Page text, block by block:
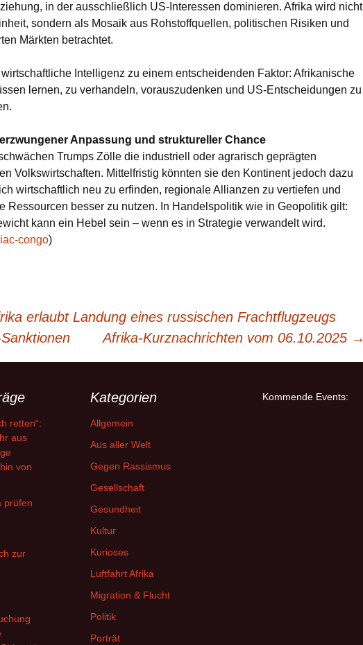
in der ausschließlich US-Interessen dominieren. Afrika wird nicht
sondern als Mosaik aus Rohstoffquellen, politischen Risiken und
Märkten betrachtet.
Intelligenz zu einem entscheidenden Faktor: Afrikanische
lernen, zu verhandeln, vorauszudenken und US-Entscheidungen zu
Anpassung und struktureller Chance
Trumps Zölle die industriell oder agrarisch geprägten
Volkswirtschaften. Mittelfristig könnten sie den Kontinent jedoch dazu
wirtschaftlich neu zu erfinden, regionale Allianzen zu vertiefen und
Ressourcen besser zu nutzen. In Handelspolitik wie in Geopolitik gilt:
kann ein Hebel sein – wenn es in Strategie verwandelt wird.
congo)
erlaubt Landung eines russischen Frachtflugzeugs
Afrika-Kurznachrichten vom 06.10.2025 →
retten“:
aus
von
prüfen
zur
Kategorien
Allgemein
Aus aller Welt
Gegen Rassismus
Gesellschaft
Gesundheit
Kultur
Kurioses
Luftfahrt Afrika
Migration & Flucht
Politik
Porträt
Kommende Events: